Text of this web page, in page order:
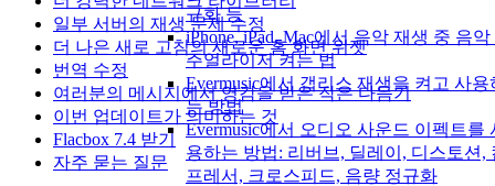
규화 등
iPhone, iPad, Mac에서 음악 재생 중 음악
주얼라이저 켜는 법
Evermusic에서 갭리스 재생을 켜고 사용
는 방법
Evermusic에서 오디오 사운드 이펙트를
용하는 방법: 리버브, 딜레이, 디스토션,
프레서, 크로스피드, 음량 정규화
일부 서버의 재생 문제 수정
더 나은 새로 고침의 새로운 홈 화면 위젯
번역 수정
여러분의 메시지에서 영감을 받은 작은 다듬기
이번 업데이트가 의미하는 것
Flacbox 7.4 받기
자주 묻는 질문